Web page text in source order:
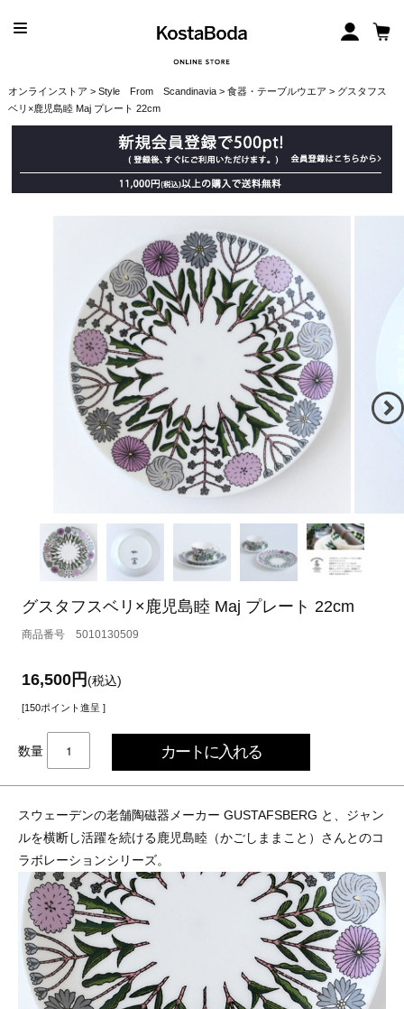
オンラインストア > Style From Scandinavia> 食器・テーブルウエア > グスタフス
ベリ×鹿児島睦 Maj プレート 22cm
グスタフスベリ×鹿児島睦 Maj プレート 22cm
5010130509
16,500円(税込)
[150ポイント進呈 ]
数量
スウェーデンの老舗陶磁器メーカー GUSTAFSBERG と、ジャン
ルを横断し活躍を続ける鹿児島睦（かごしままこと）さんとのコ
ラボレーションシリーズ。